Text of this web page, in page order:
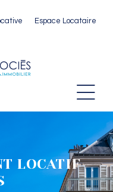
Espace Locataire
LOCATIF